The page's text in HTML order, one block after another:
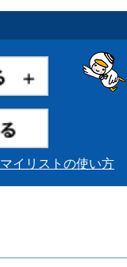
マイリストの使い方